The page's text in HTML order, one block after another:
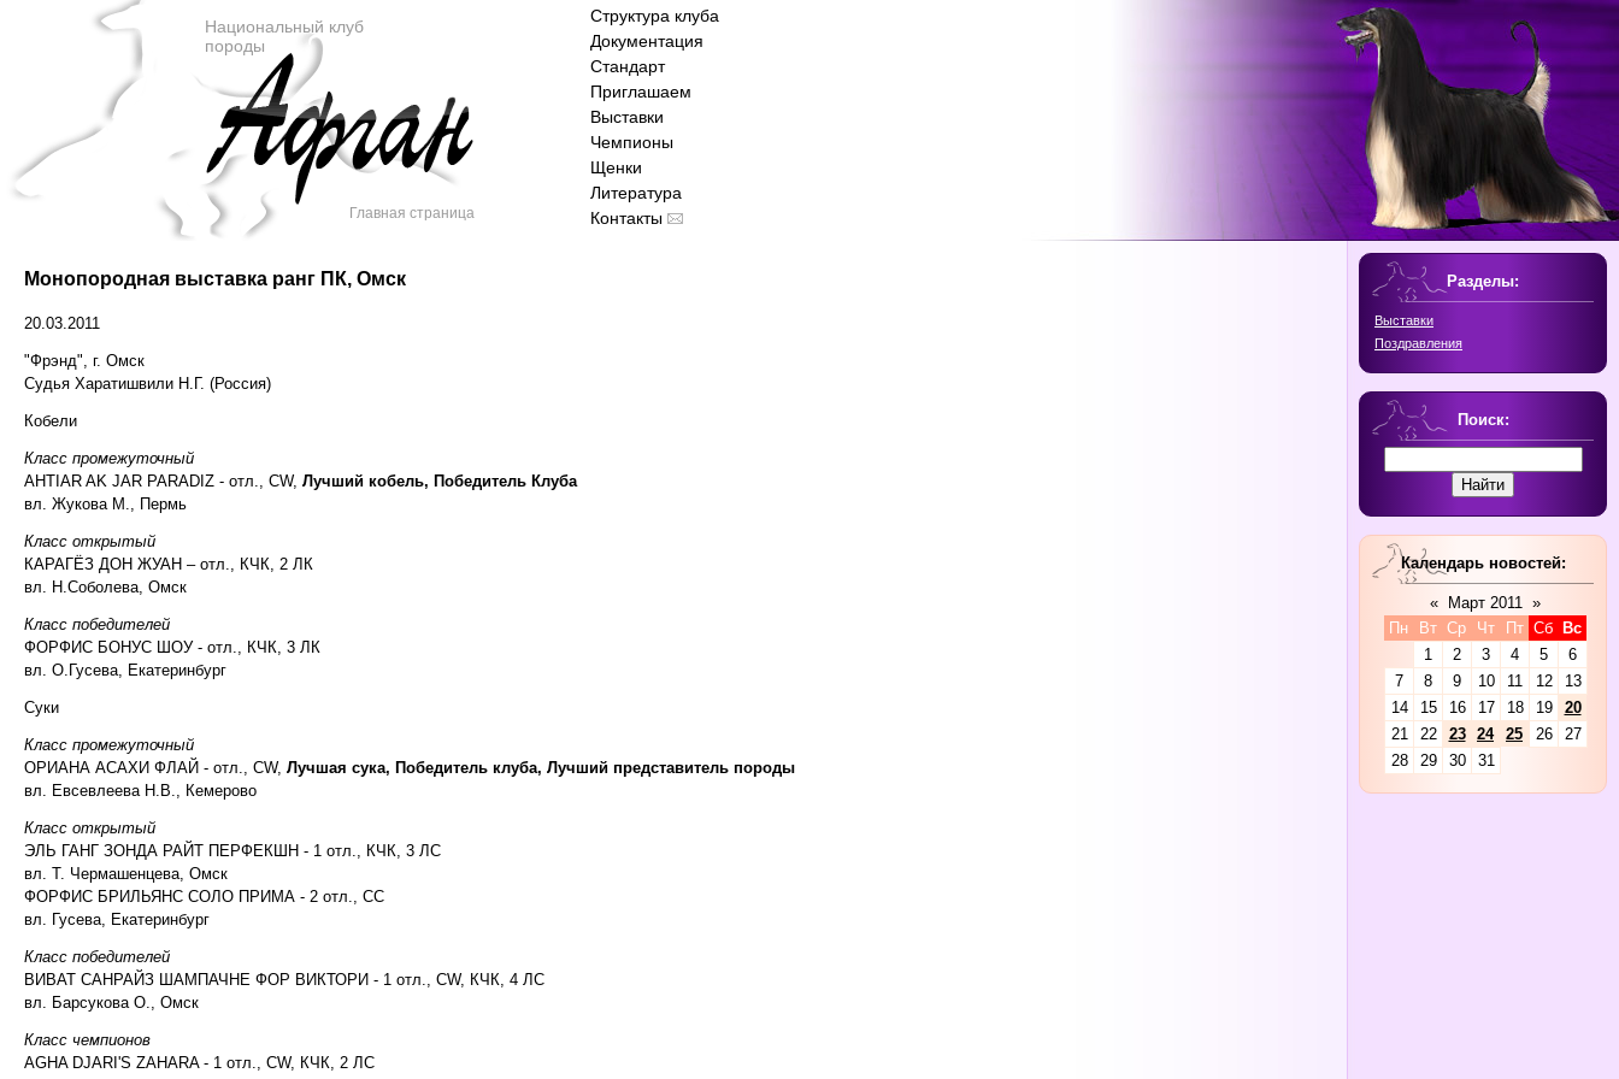
Национальный клуб
породы
Главная страница
Структура клуба
Документация
Стандарт
Приглашаем
Выставки
Чемпионы
Щенки
Литература
Контакты
Монопородная выставка ранг ПК, Омск
20.03.2011
"Фрэнд", г. Омск
Судья Харатишвили Н.Г. (Россия)
Кобели
Класс промежуточный
AHTIAR AK JAR PARADIZ - отл., CW, Лучший кобель, Победитель Клуба
вл. Жукова М., Пермь
Класс открытый
КАРАГЁЗ ДОН ЖУАН – отл., КЧК, 2 ЛК
вл. Н.Соболева, Омск
Класс победителей
ФОРФИС БОНУС ШОУ - отл., КЧК, 3 ЛК
вл. О.Гусева, Екатеринбург
Суки
Класс промежуточный
ОРИАНА АСАХИ ФЛАЙ - отл., CW, Лучшая сука, Победитель клуба, Лучший представитель породы
вл. Евсевлеева Н.В., Кемерово
Класс открытый
ЭЛЬ ГАНГ ЗОНДА РАЙТ ПЕРФЕКШН - 1 отл., КЧК, 3 ЛС
вл. Т. Чермашенцева, Омск
ФОРФИС БРИЛЬЯНС СОЛО ПРИМА - 2 отл., СС
вл. Гусева, Екатеринбург
Класс победителей
ВИВАТ САНРАЙЗ ШАМПАЧНЕ ФОР ВИКТОРИ - 1 отл., CW, КЧК, 4 ЛС
вл. Барсукова О., Омск
Класс чемпионов
AGHA DJARI'S ZAHARA - 1 отл., CW, КЧК, 2 ЛС
Разделы:
Выставки
Поздравления
Поиск:
Календарь новостей:
« Март 2011 »
Пн
Вт Ср Чт Пт Сб
Вс
1
2 3 4 5
6
7
8 9 10 11 12
13
14
15 16 17 18 19
20
21
22 23 24 25 26
27
28
29 30 31